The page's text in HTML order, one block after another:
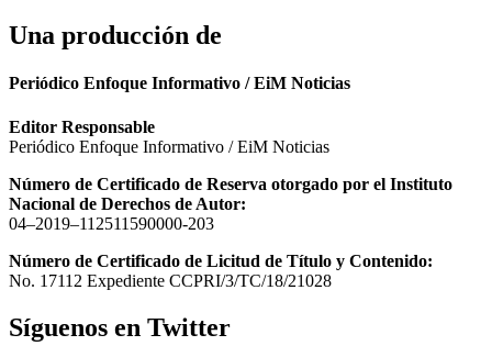
Una producción de
Periódico Enfoque Informativo / EiM Noticias
Editor Responsable
Periódico Enfoque Informativo / EiM Noticias
Número de Certificado de Reserva otorgado por el Instituto
Nacional de Derechos de Autor:
04–2019–112511590000-203
Número de Certificado de Licitud de Título y Contenido:
No. 17112 Expediente CCPRI/3/TC/18/21028
Síguenos en Twitter